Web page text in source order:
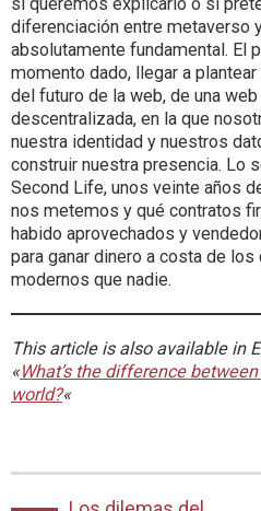
diferenciación entre metaverso
absolutamente fundamental. El
momento dado, llegar a
del futuro de la web, de una
descentralizada, en la que
nuestra identidad y nuestros
construir nuestra presencia. Lo
Second Life, unos veinte años
nos metemos y qué contratos
habido aprovechados y
para ganar dinero a costa de
modernos que nadie.
This article is also available in
«What’s the difference
world?«